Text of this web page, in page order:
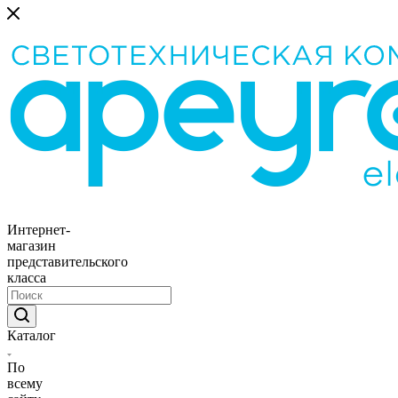
Интернет-
магазин
представительского
класса
Каталог
По
всему